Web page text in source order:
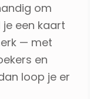
om
je een kaart
— met
en
loop je er